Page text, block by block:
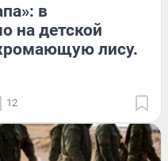
в
на детской
лису.
12